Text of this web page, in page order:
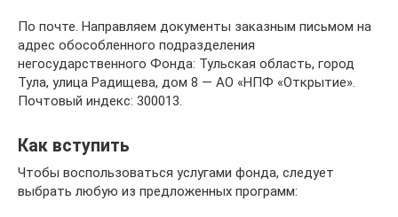
По почте. Направляем документы заказным письмом на
адрес обособленного подразделения
негосударственного Фонда: Тульская область, город
Тула, улица Радищева, дом 8 — АО «НПФ «Открытие».
Почтовый индекс: 300013.
Как вступить
Чтобы воспользоваться услугами фонда, следует
выбрать любую из предложенных программ: